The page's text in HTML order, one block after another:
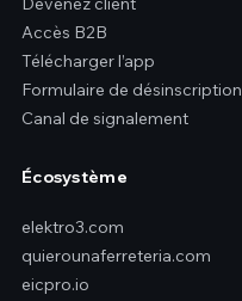
Accès B2B
Télécharger l’app
Formulaire de désinscription
Canal de signalement
Écosystème
elektro3.com
quierounaferreteria.com
eicpro.io